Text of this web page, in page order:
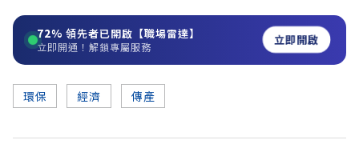
72% 領先者已開啟【職場雷達】
立即開通！解鎖專屬服務 立即開啟
環保 經濟 傳產